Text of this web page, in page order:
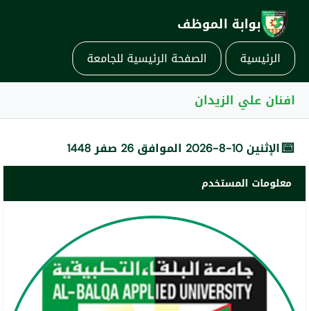
بوابة الموظف
الرئيسية الصفحة الرئيسية للجامعة
افنان علي الزيدان
📅الإثنين 10-8-2026 الموافق 26 صفر 1448
معلومات المستخدم